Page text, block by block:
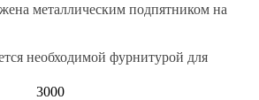
металлическим подпятником на
необходимой фурнитурой для
3000